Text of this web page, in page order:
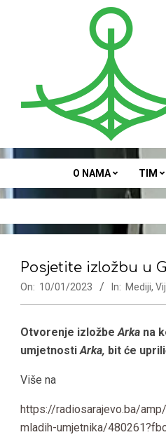
ARKA
O NAMA TIM
Posjetite izložbu u
On: 10/01/2023 In: Mediji,
Otvorenje izložbeArka na
umjetnostiArka, bit će
Više na
https://radiosarajevo.ba/
mladih-umjetnika/